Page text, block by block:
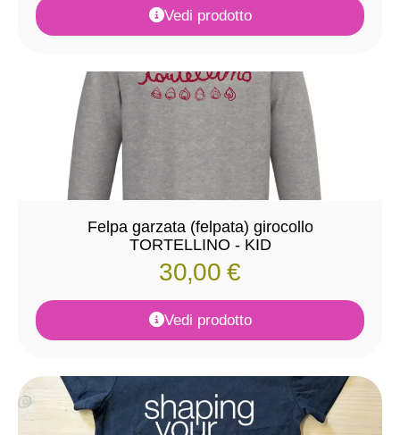
Vedi prodotto
Felpa garzata (felpata) girocollo
TORTELLINO - KID
30,00€
Vedi prodotto